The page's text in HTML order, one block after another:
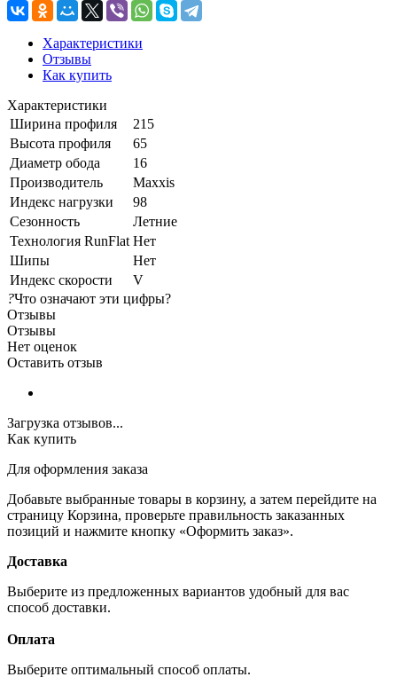
Характеристики
Отзывы
Как купить
Характеристики
Ширина профиля
215
Высота профиля
65
Диаметр обода
16
Производитель
Maxxis
Индекс нагрузки
98
Сезонность
Летние
Технология RunFlat Нет
Шипы
Нет
Индекс скорости
V
?Что означают эти цифры?
Отзывы
Отзывы
Нет оценок
Оставить отзыв
Загрузка отзывов...
Как купить
Для оформления заказа
Добавьте выбранные товары в корзину, а затем перейдите на
страницу Корзина, проверьте правильность заказанных
позиций и нажмите кнопку «Оформить заказ».
Доставка
Выберите из предложенных вариантов удобный для вас
способ доставки.
Оплата
Выберите оптимальный способ оплаты.